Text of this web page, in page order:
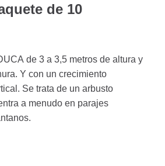
de 10
de 3 a 3,5 metros de altura y
Y con un crecimiento
Se trata de un arbusto
a menudo en parajes